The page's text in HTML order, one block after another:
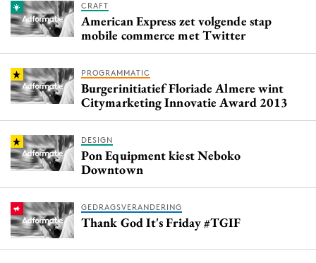
CRAFT
American Express zet volgende stap
mobile commerce met Twitter
PROGRAMMATIC
Burgerinitiatief Floriade Almere wint
Citymarketing Innovatie Award 2013
DESIGN
Pon Equipment kiest Neboko
Downtown
GEDRAGSVERANDERING
Thank God It's Friday #TGIF